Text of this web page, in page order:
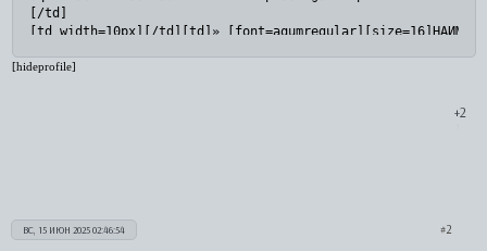
[/td]
[td width=10px][/td][td]»
[size=11][font=Tahoma][b]Краткий концепт:[/b][/font] Здесь вы
[/tr]
[hideprofile]
+2
2
ВС, 15 ИЮН 2025 02:46:54